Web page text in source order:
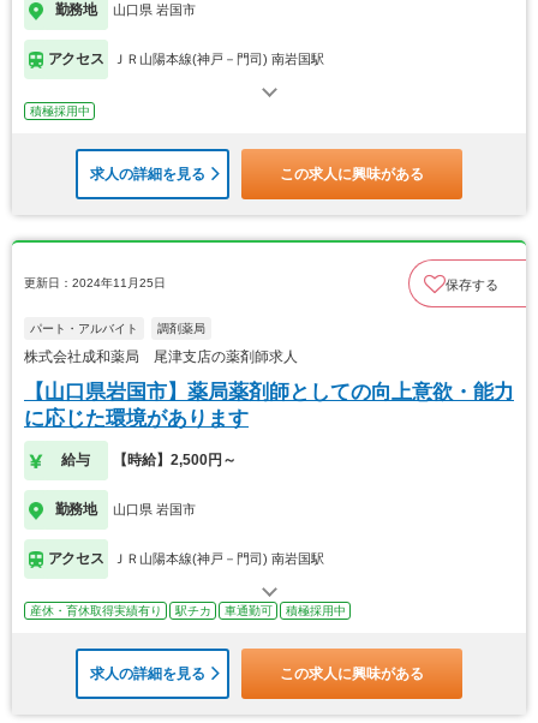
勤務地 山口県 岩国市
アクセス ＪＲ山陽本線(神戸－門司) 南岩国駅
積極採用中
求人の詳細を見る この求人に興味がある
更新日：2024年11月25日 保存する
パート・アルバイト 調剤薬局
株式会社成和薬局 尾津支店の薬剤師求人
【山口県岩国市】薬局薬剤師としての向上意欲・能力
に応じた環境があります
給与 【時給】2,500円～
勤務地 山口県 岩国市
アクセス ＪＲ山陽本線(神戸－門司) 南岩国駅
産休・育休取得実績有り 駅チカ 車通勤可 積極採用中
求人の詳細を見る この求人に興味がある